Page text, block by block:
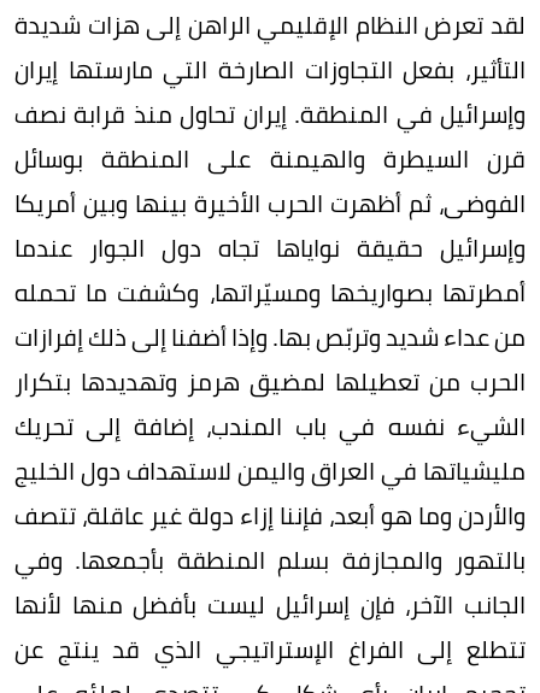
لقد تعرض النظام الإقليمي الراهن إلى هزات شديدة
التأثير، بفعل التجاوزات الصارخة التي مارستها إيران
وإسرائيل في المنطقة. إيران تحاول منذ قرابة نصف
قرن السيطرة والهيمنة على المنطقة بوسائل
الفوضى، ثم أظهرت الحرب الأخيرة بينها وبين أمريكا
وإسرائيل حقيقة نواياها تجاه دول الجوار عندما
أمطرتها بصواريخها ومسيّراتها، وكشفت ما تحمله
من عداء شديد وتربّص بها. وإذا أضفنا إلى ذلك إفرازات
الحرب من تعطيلها لمضيق هرمز وتهديدها بتكرار
الشيء نفسه في باب المندب، إضافة إلى تحريك
مليشياتها في العراق واليمن لاستهداف دول الخليج
والأردن وما هو أبعد، فإننا إزاء دولة غير عاقلة، تتصف
بالتهور والمجازفة بسلم المنطقة بأجمعها. وفي
الجانب الآخر، فإن إسرائيل ليست بأفضل منها لأنها
تتطلع إلى الفراغ الإستراتيجي الذي قد ينتج عن